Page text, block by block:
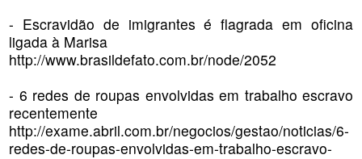
- Escravidão de imigrantes é flagrada em oficina
ligada à Marisa
http://www.brasildefato.com.br/node/2052
- 6 redes de roupas envolvidas em trabalho escravo
recentemente
http://exame.abril.com.br/negocios/gestao/noticias/6-
redes-de-roupas-envolvidas-em-trabalho-escravo-